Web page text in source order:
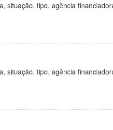
situação, tipo, agência
situação, tipo, agência